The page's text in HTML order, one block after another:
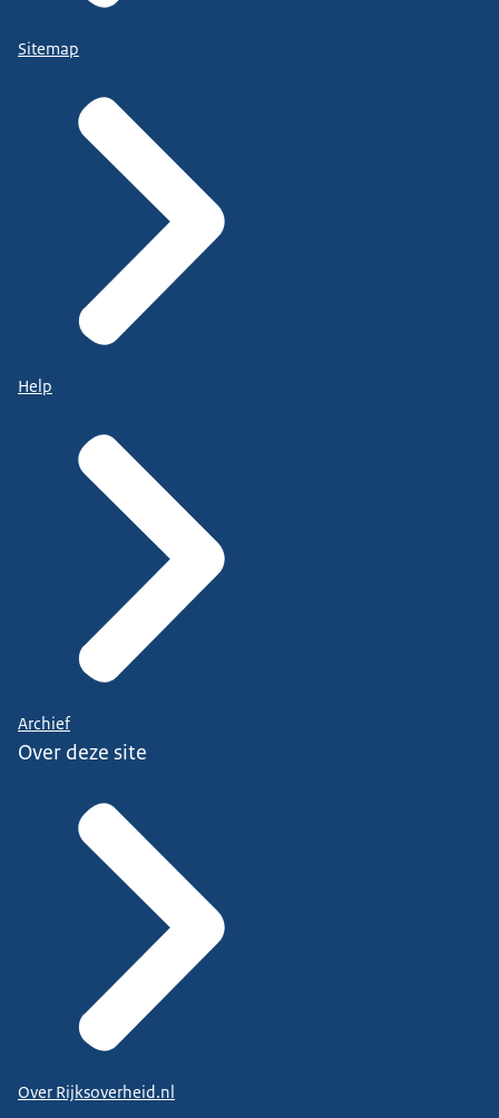
Sitemap
Help
Archief
Over deze site
Over Rijksoverheid.nl